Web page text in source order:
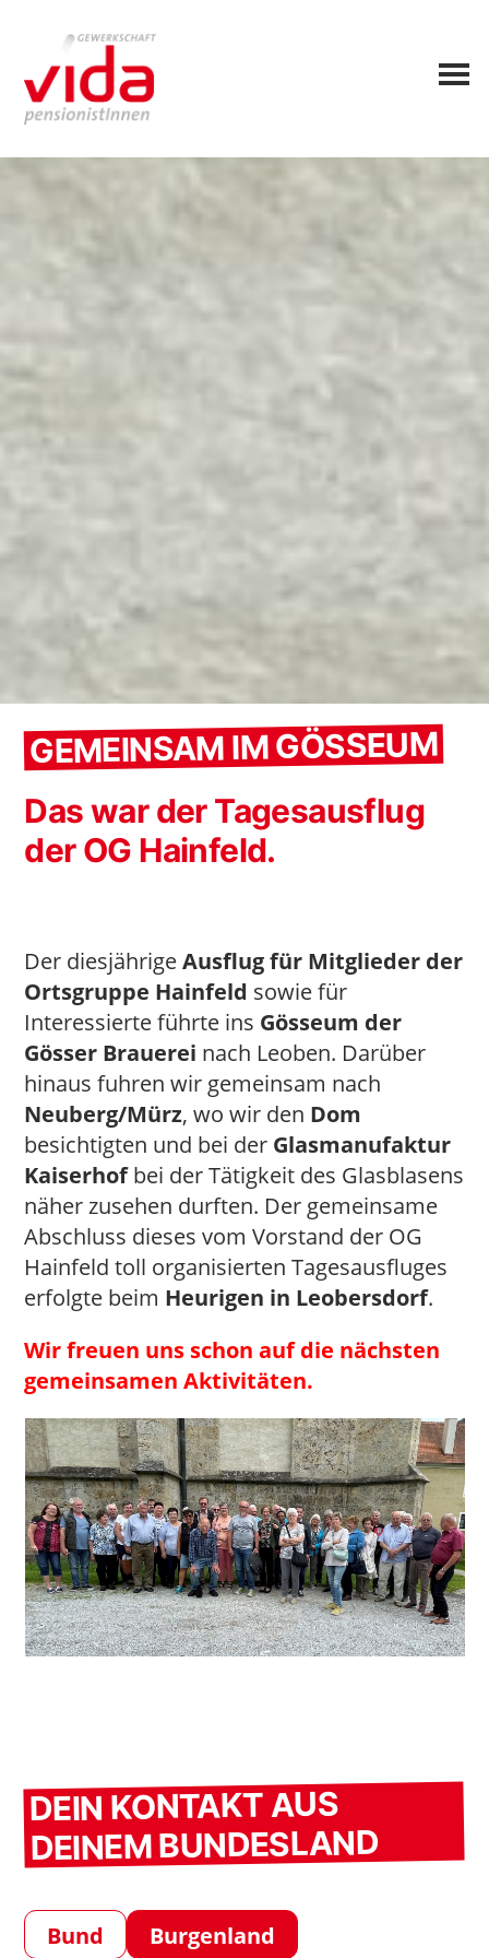
GEMEINSAM IM GÖSSEUM
Das war der Tagesausflug
der OG Hainfeld.
Der diesjährigeAusflug für Mitglieder der
Ortsgruppe Hainfeld sowie für
Interessierte führte ins Gösseum der
Gösser Brauerei nach Leoben. Darüber
hinaus fuhren wir gemeinsam nach
Neuberg/Mürz, wo wir den Dom
besichtigten und bei der Glasmanufaktur
Kaiserhofbei der Tätigkeit des Glasblasens
näher zusehen durften. Der gemeinsame
Abschluss dieses vom Vorstand der OG
Hainfeld toll organisierten Tagesausfluges
erfolgte beim Heurigen in Leobersdorf.
Wir freuen uns schon auf die nächsten
gemeinsamen Aktivitäten.
DEIN KONTAKT AUS
DEINEM BUNDESLAND
Bund Burgenland